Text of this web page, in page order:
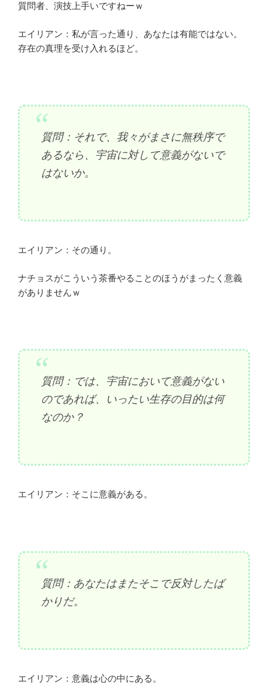
質問者、演技上手いですねーｗ
エイリアン：私が言った通り、あなたは有能ではない。
存在の真理を受け入れるほど。
質問：それで、我々がまさに無秩序で
あるなら、宇宙に対して意義がないで
はないか。
エイリアン：その通り。
ナチョスがこういう茶番やることのほうがまったく意義
がありませんｗ
質問：では、宇宙において意義がない
のであれば、いったい生存の目的は何
なのか？
エイリアン：そこに意義がある。
質問：あなたはまたそこで反対したば
かりだ。
エイリアン：意義は心の中にある。